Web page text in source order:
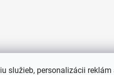
služieb, personalizácii reklám